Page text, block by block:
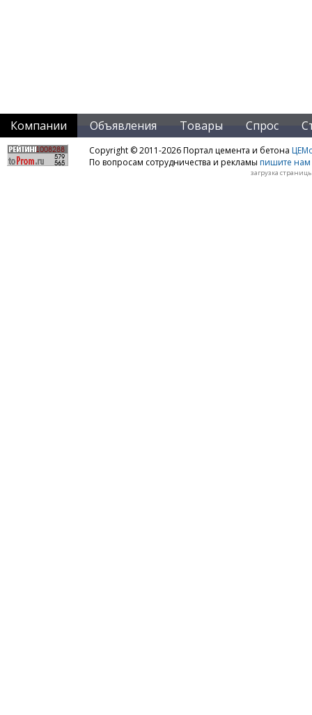
Компании Объявления Товары Спрос
Copyright © 2011-2026 Портал цемента и бетона
По вопросам сотрудничества и рекламы пишите нам
загрузка